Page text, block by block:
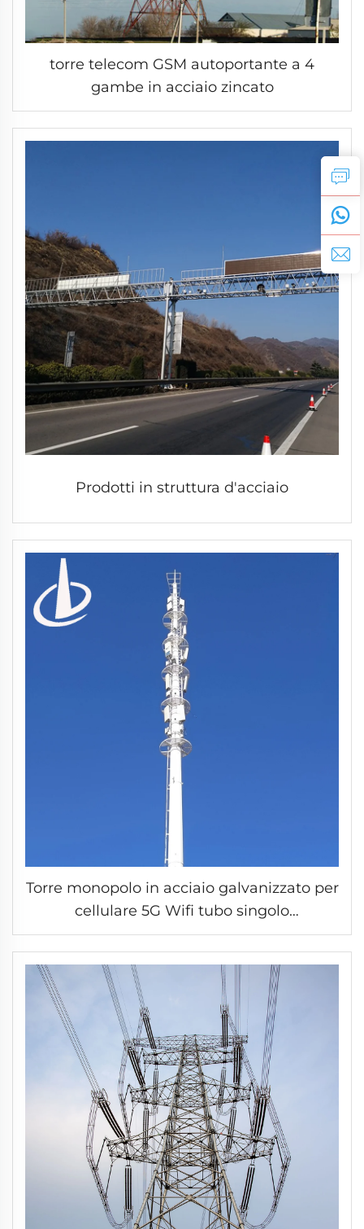
torre telecom GSM autoportante a 4
gambe in acciaio zincato
Prodotti in struttura d'acciaio
Torre monopolo in acciaio galvanizzato per
cellulare 5G Wifi tubo singolo
comunicazione